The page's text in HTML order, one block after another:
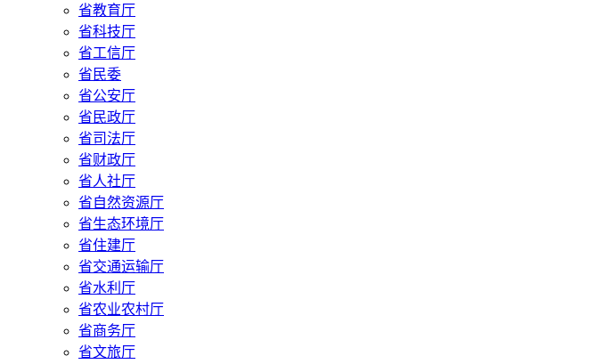
省教育厅
省科技厅
省工信厅
省民委
省公安厅
省民政厅
省司法厅
省财政厅
省人社厅
省自然资源厅
省生态环境厅
省住建厅
省交通运输厅
省水利厅
省农业农村厅
省商务厅
省文旅厅